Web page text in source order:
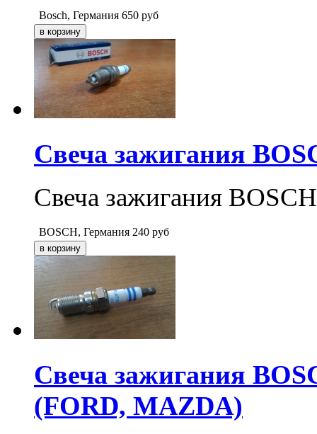
Bosch, Германия 650 руб
Свеча зажигания
Свеча зажигания
BOSCH, Германия 240 руб
Свеча зажигания
(FORD, MAZDA)